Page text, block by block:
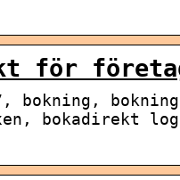
för
bokning,
bokadirekt